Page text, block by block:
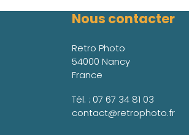
Nous contacter
Retro Photo
54000 Nancy
France
Tél. : 07 67 34 81 03
contact@retrophoto.fr